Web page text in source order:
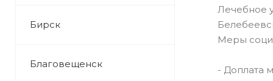
Бирск
Благовещенск
Лечебное
Меры
- Доплата